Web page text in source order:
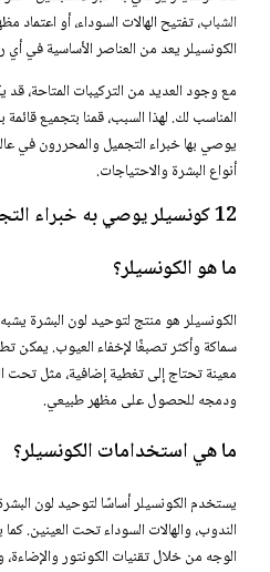
الشباب، تفتيح الهالات السوداء، أو
الكونسيلر يعد من العناصر الأساسية في
مع وجود العديد من التركيبات المتاحة،
يوصي بها خبراء التجميل والمحررون في
أنواع البشرة والاحتياجات.
12 كونسيلر يوصي به خبراء التجميل
ما هو الكونسيلر؟
الكونسيلر هو منتج لتوحيد لون البشرة
سماكة وأكثر تصبغًا لإخفاء العيوب. يمكن
معينة تحتاج إلى تغطية إضافية، مثل تحت
ودمجه للحصول على مظهر طبيعي.
ما هي استخدامات الكونسيلر؟
يستخدم الكونسيلر أساسًا لتوحيد لون
الندوب، والهالات السوداء تحت العينين.
الوجه من خلال تقنيات الكونتور والإضاءة،